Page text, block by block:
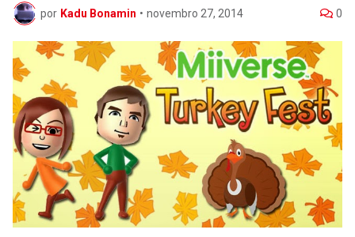
por Kadu Bonamin • novembro 27, 2014 0